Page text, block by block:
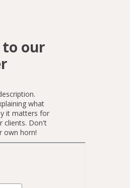
to our
what
it matters for
clients. Don't
own horn!